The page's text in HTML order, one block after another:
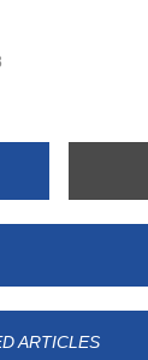
ARTICLES